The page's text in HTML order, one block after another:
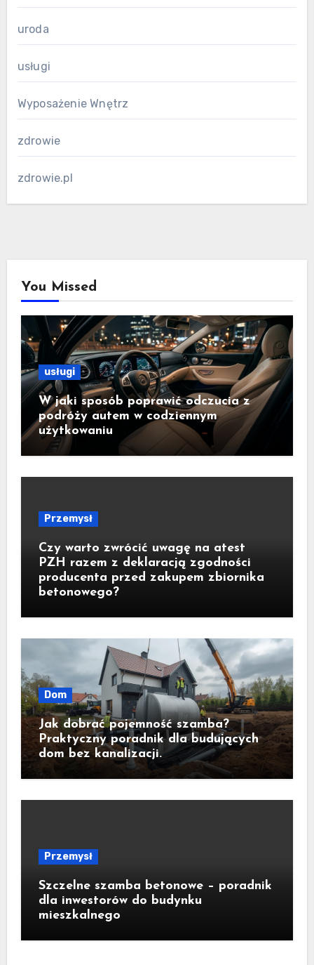
uroda
usługi
Wyposażenie Wnętrz
zdrowie
zdrowie.pl
You Missed
usługi
W jaki sposób poprawić odczucia z
podróży autem w codziennym
użytkowaniu
Przemysł
Czy warto zwrócić uwagę na atest
PZH razem z deklaracją zgodności
producenta przed zakupem zbiornika
betonowego?
Dom
Jak dobrać pojemność szamba?
Praktyczny poradnik dla budujących
dom bez kanalizacji.
Przemysł
Szczelne szamba betonowe – poradnik
dla inwestorów do budynku
mieszkalnego